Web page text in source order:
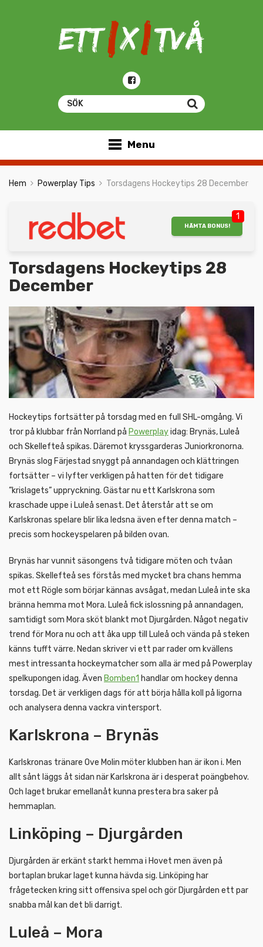
Menu
Hem Powerplay Tips Torsdagens Hockeytips 28 December
1
HÄMTA BONUS!
Torsdagens Hockeytips 28
December
Hockeytips fortsätter på torsdag med en full SHL-omgång. Vi
tror på klubbar från Norrland på Powerplayidag: Brynäs, Luleå
och Skellefteå spikas. Däremot kryssgarderas Juniorkronorna.
Brynäs slog Färjestad snyggt på annandagen och klättringen
fortsätter – vi lyfter verkligen på hatten för det tidigare
”krislagets” uppryckning. Gästar nu ett Karlskrona som
kraschade uppe i Luleå senast. Det återstår att se om
Karlskronas spelare blir lika ledsna även efter denna match –
precis som hockeyspelaren på bilden ovan.
Brynäs har vunnit säsongens två tidigare möten och tvåan
spikas. Skellefteå ses förstås med mycket bra chans hemma
mot ett Rögle som börjar kännas avsågat, medan Luleå inte ska
bränna hemma mot Mora. Luleå fick islossning på annandagen,
samtidigt som Mora sköt blankt mot Djurgården. Något negativ
trend för Mora nu och att åka upp till Luleå och vända på steken
känns tufft värre. Nedan skriver vi ett par rader om kvällens
mest intressanta hockeymatcher som alla är med på Powerplay
spelkupongen idag. Även Bomben1 handlar om hockey denna
torsdag. Det är verkligen dags för att börja hålla koll på ligorna
och analysera denna vackra vintersport.
Karlskrona – Brynäs
Karlskronas tränare Ove Molin möter klubben han är ikon i. Men
allt sånt läggs åt sidan när Karlskrona är i desperat poängbehov.
Och laget brukar emellanåt kunna prestera bra saker på
hemmaplan.
Linköping – Djurgården
Djurgården är erkänt starkt hemma i Hovet men även på
bortaplan brukar laget kunna hävda sig. Linköping har
frågetecken kring sitt offensiva spel och gör Djurgården ett par
snabba mål kan det bli darrigt.
Luleå – Mora